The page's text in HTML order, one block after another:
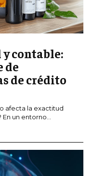
contable:
de
de crédito
afecta la exactitud
un entorno...